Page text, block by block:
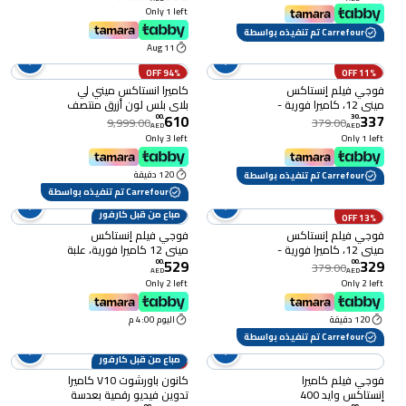
أسود
Carrefour تم تنفيذه بواسطة
Only 1 left
11 Aug
11% OFF
فوجي فيلم إنستاكس
ميني 12، كاميرا فورية -
زهري ناعم
337
.
30
AED
379.00
Only 1 left
Carrefour تم تنفيذه بواسطة
94% OFF
كاميرا انستاكس ميني لي
بلاي بلس لون أزرق منتصف
الليل للتصوير الفوري
الهجينة
610
.
00
AED
9,999.00
Only 3 left
120 دقيقة
Carrefour تم تنفيذه بواسطة
13% OFF
فوجي فيلم إنستاكس
ميني 12، كاميرا فورية -
أبيض طيني
329
.
00
AED
379.00
Only 2 left
120 دقيقة
Carrefour تم تنفيذه بواسطة
مباع من قبل كارفور
فوجي فيلم إنستاكس
ميني 12 كاميرا فورية، علبة
هدايا، أخضر
529
.
00
AED
Only 2 left
اليوم 4:00 م
فوجي فيلم كاميرا
إنستاكس وايد 400
11% OFF
مباع من قبل كارفور
كانون باورشوت V10 كاميرا
تدوين فيديو رقمية بعدسة